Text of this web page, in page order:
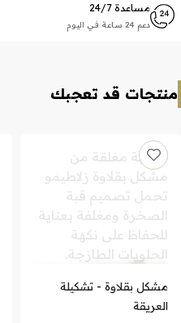
مساعدة 24/7
دعم 24 ساعة في اليوم
منتجات قد تعجبك
مشكل بقلاوة - تشكيلة
العريقة